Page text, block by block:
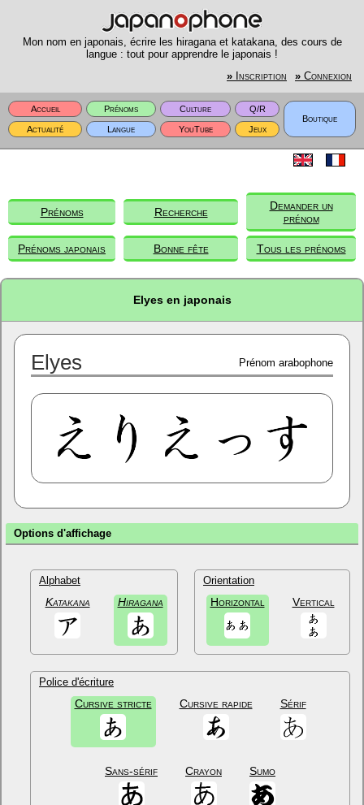
Mon nom en japonais, écrire les hiragana et katakana, des cours de
langue : tout pour apprendre le japonais !
» Inscription » Connexion
Accueil Prénoms Culture
Q/R
Boutique
Actualité
Langue YouTube Jeux
Prénoms Recherche
Demander un
prénom
Prénoms japonais Bonne fête Tous les prénoms
Elyes en japonais
Elyes Prénom arabophone
Options d'affichage
Alphabet
Katakana Hiragana
Orientation
Horizontal Vertical
Police d'écriture
Cursive stricte Cursive rapide Sérif
Sans-sérif Crayon Sumo